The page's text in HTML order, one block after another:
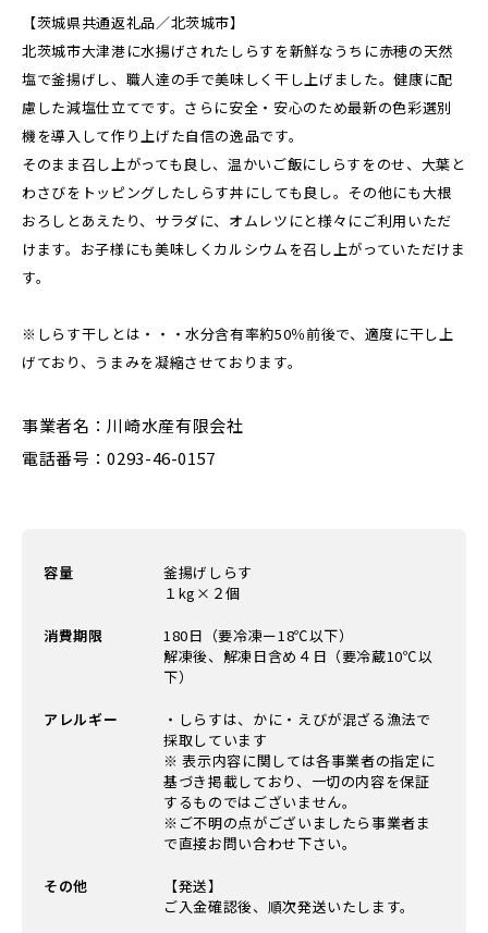
【茨城県共通返礼品／北茨城市】
北茨城市大津港に水揚げされたしらすを新鮮なうちに赤穂の天然
塩で釜揚げし、職人達の手で美味しく干し上げました。健康に配
慮した減塩仕立てです。さらに安全・安心のため最新の色彩選別
機を導入して作り上げた自信の逸品です。
そのまま召し上がっても良し、温かいご飯にしらすをのせ、大葉と
わさびをトッピングしたしらす丼にしても良し。その他にも大根
おろしとあえたり、サラダに、オムレツにと様々にご利用いただ
けます。お子様にも美味しくカルシウムを召し上がっていただけま
す。
※しらす干しとは・・・水分含有率約50％前後で、適度に干し上
げており、うまみを凝縮させております。
事業者名：川崎水産有限会社
電話番号：0293-46-0157
容量
釜揚げしらす
１kg×２個
消費期限
180日（要冷凍ー18℃以下）
解凍後、解凍日含め４日（要冷蔵10℃以
下）
アレルギー
・しらすは、かに・えびが混ざる漁法で
採取しています
※ 表示内容に関しては各事業者の指定に
基づき掲載しており、一切の内容を保証
するものではございません。
※ご不明の点がございましたら事業者ま
で直接お問い合わせ下さい。
その他
【発送】
ご入金確認後、順次発送いたします。